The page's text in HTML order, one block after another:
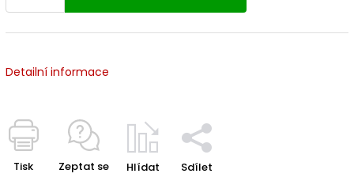
Detailní informace
Tisk Zeptat se Hlídat Sdílet